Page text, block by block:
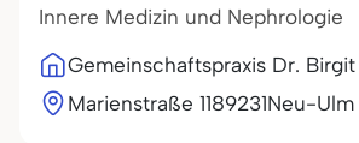
Innere Medizin und Nephrologie
Gemeinschaftspraxis Dr.
Marienstraße 1189231Neu-Ulm